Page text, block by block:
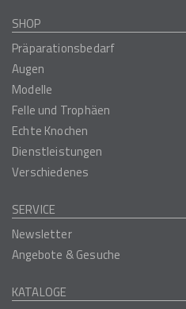
SHOP
Präparationsbedarf
Augen
Modelle
Felle und Trophäen
Echte Knochen
Dienstleistungen
Verschiedenes
SERVICE
Newsletter
Angebote & Gesuche
KATALOGE